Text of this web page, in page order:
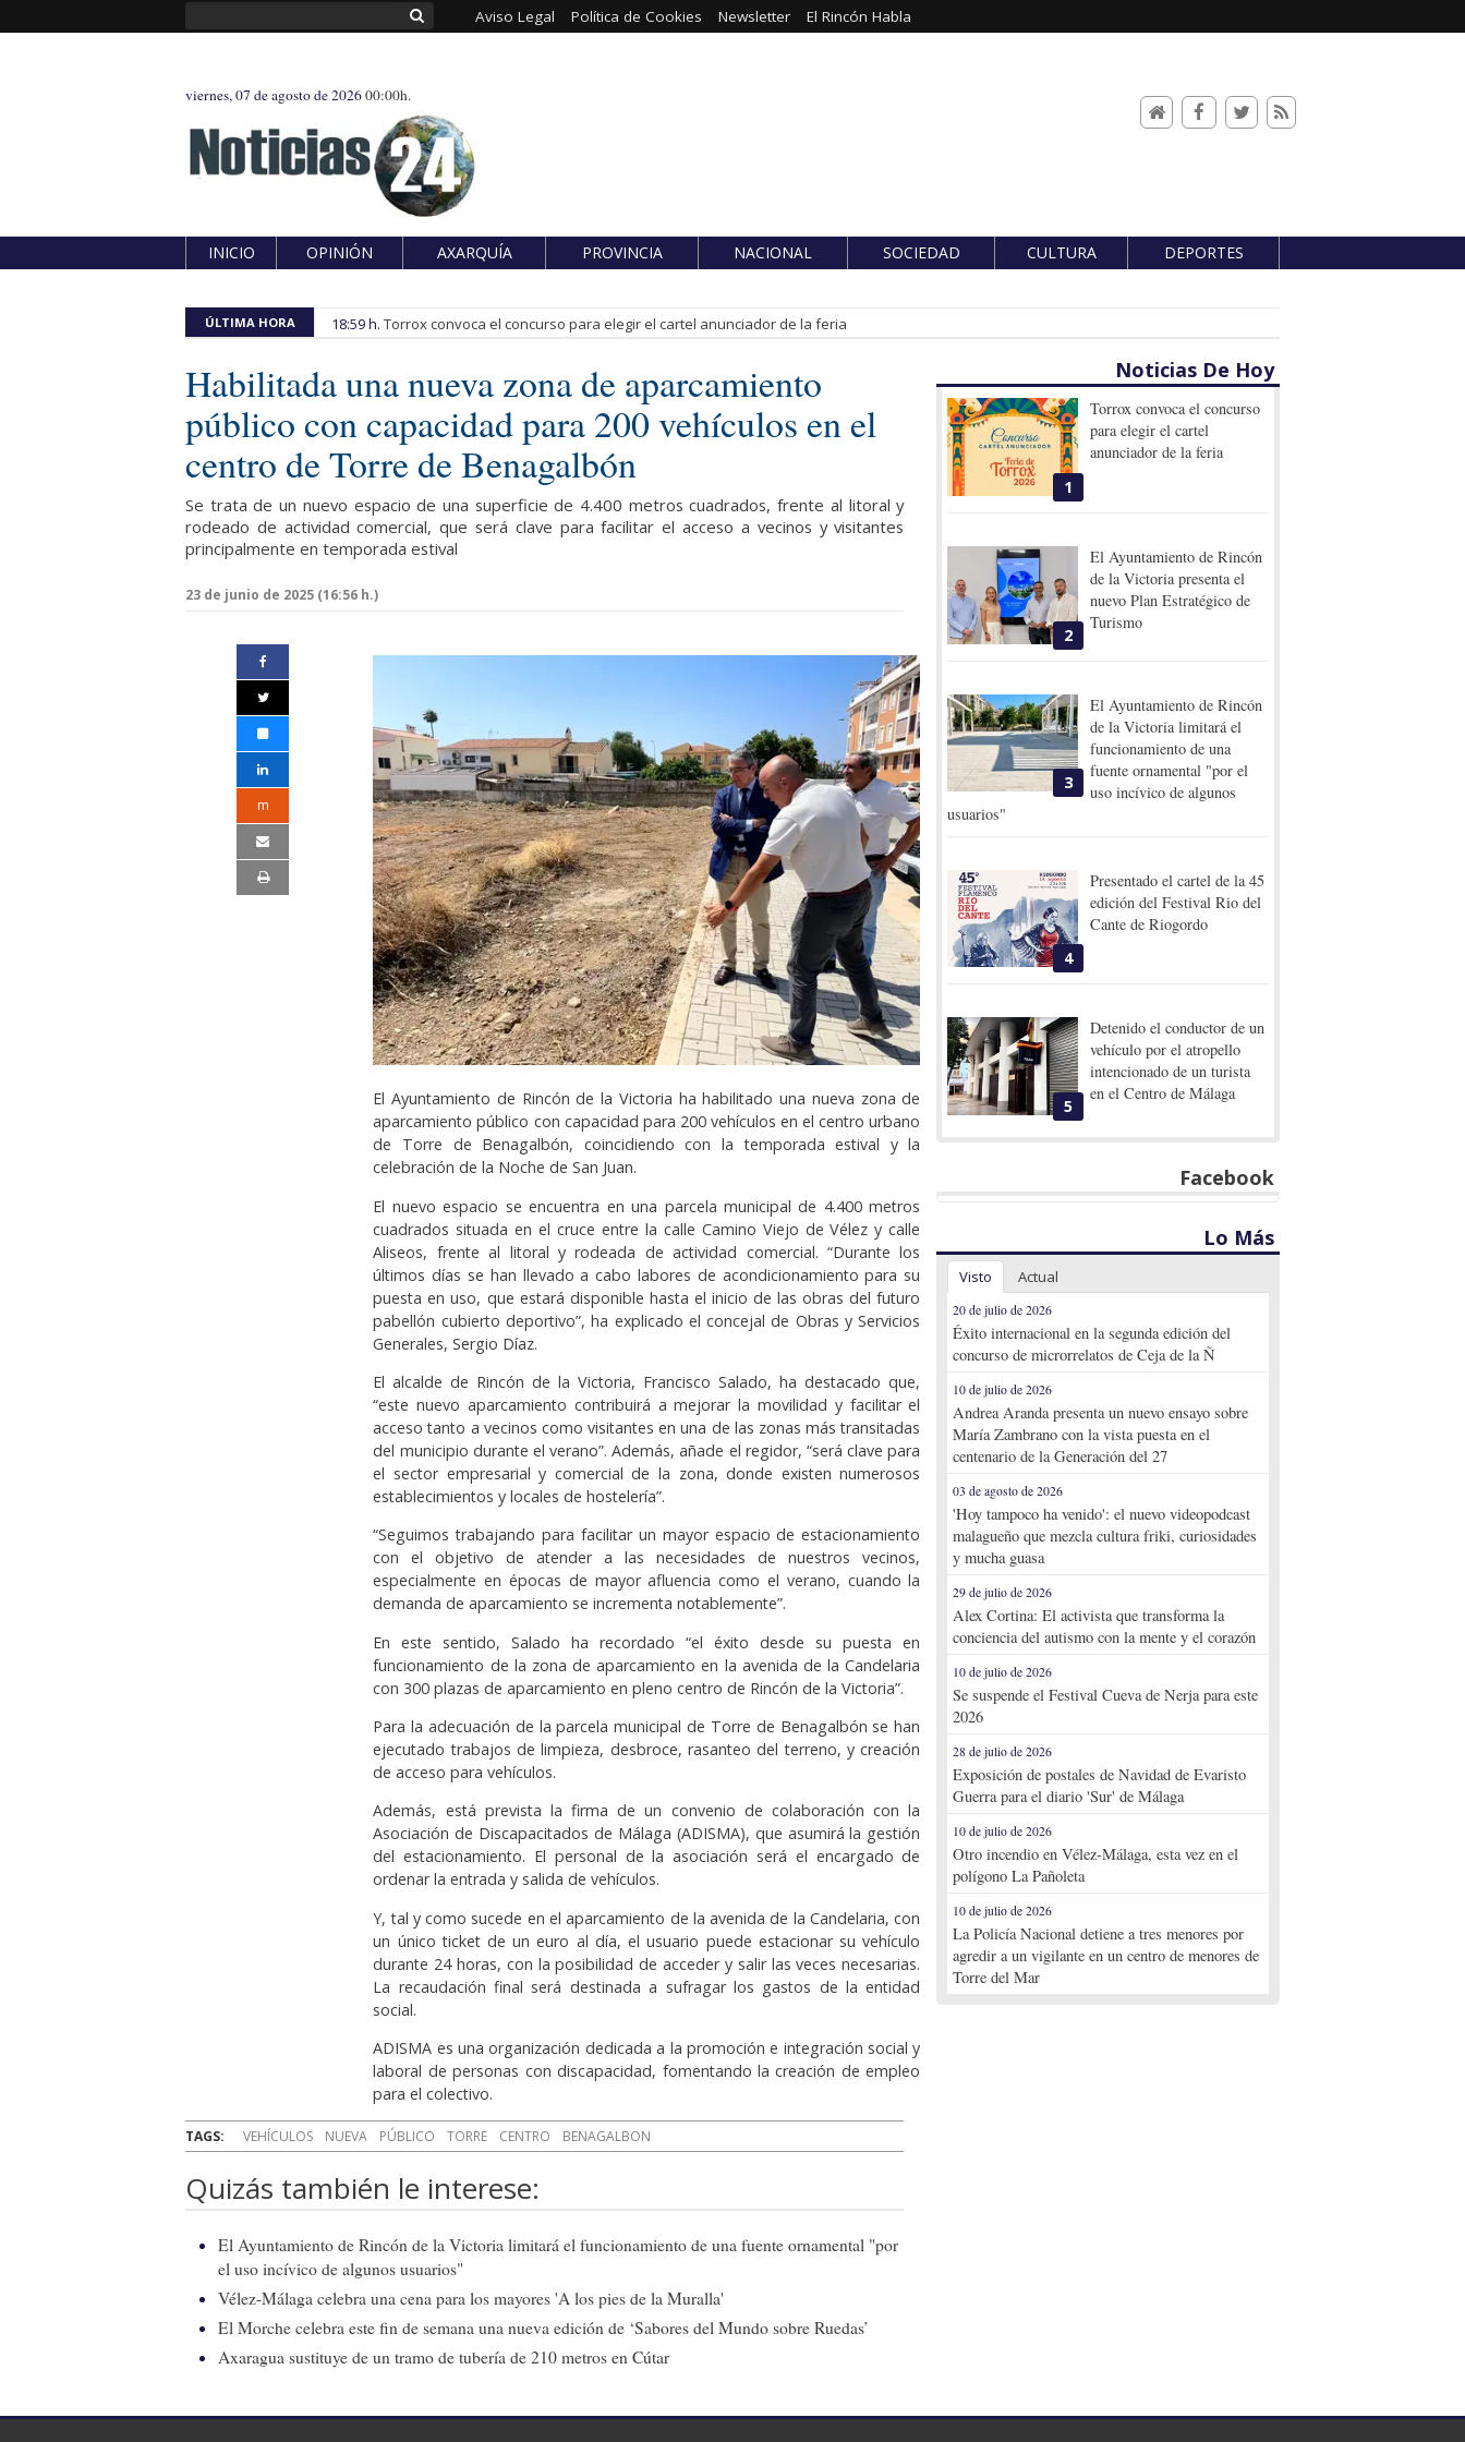
Aviso Legal Política de Cookies Newsletter El Rincón Habla
viernes, 07 de agosto de 202600:00h.
INICIO OPINIÓN AXARQUÍA PROVINCIA NACIONAL SOCIEDAD CULTURA DEPORTES
ÚLTIMA HORA 18:59 h. Torrox convoca el concurso para elegir el cartel anunciador de la feria
Habilitada una nueva zona de aparcamiento
público con capacidad para 200 vehículos en el
centro de Torre de Benagalbón
Se trata de un nuevo espacio de una superficie de 4.400 metros cuadrados, frente al litoral y
rodeado de actividad comercial, que será clave para facilitar el acceso a vecinos y visitantes
principalmente en temporada estival
23 de junio de 2025 (16:56 h.)
m
El Ayuntamiento de Rincón de la Victoria ha habilitado una nueva zona de
aparcamiento público con capacidad para 200 vehículos en el centro urbano
de Torre de Benagalbón, coincidiendo con la temporada estival y la
celebración de la Noche de San Juan.
El nuevo espacio se encuentra en una parcela municipal de 4.400 metros
cuadrados situada en el cruce entre la calle Camino Viejo de Vélez y calle
Aliseos, frente al litoral y rodeada de actividad comercial. “Durante los
últimos días se han llevado a cabo labores de acondicionamiento para su
puesta en uso, que estará disponible hasta el inicio de las obras del futuro
pabellón cubierto deportivo”, ha explicado el concejal de Obras y Servicios
Generales, Sergio Díaz.
El alcalde de Rincón de la Victoria, Francisco Salado, ha destacado que,
“este nuevo aparcamiento contribuirá a mejorar la movilidad y facilitar el
acceso tanto a vecinos como visitantes en una de las zonas más transitadas
del municipio durante el verano”. Además, añade el regidor, “será clave para
el sector empresarial y comercial de la zona, donde existen numerosos
establecimientos y locales de hostelería”.
“Seguimos trabajando para facilitar un mayor espacio de estacionamiento
con el objetivo de atender a las necesidades de nuestros vecinos,
especialmente en épocas de mayor afluencia como el verano, cuando la
demanda de aparcamiento se incrementa notablemente”.
En este sentido, Salado ha recordado “el éxito desde su puesta en
funcionamiento de la zona de aparcamiento en la avenida de la Candelaria
con 300 plazas de aparcamiento en pleno centro de Rincón de la Victoria”.
Para la adecuación de la parcela municipal de Torre de Benagalbón se han
ejecutado trabajos de limpieza, desbroce, rasanteo del terreno, y creación
de acceso para vehículos.
Además, está prevista la firma de un convenio de colaboración con la
Asociación de Discapacitados de Málaga (ADISMA), que asumirá la gestión
del estacionamiento. El personal de la asociación será el encargado de
ordenar la entrada y salida de vehículos.
Y, tal y como sucede en el aparcamiento de la avenida de la Candelaria, con
un único ticket de un euro al día, el usuario puede estacionar su vehículo
durante 24 horas, con la posibilidad de acceder y salir las veces necesarias.
La recaudación final será destinada a sufragar los gastos de la entidad
social.
ADISMA es una organización dedicada a la promoción e integración social y
laboral de personas con discapacidad, fomentando la creación de empleo
para el colectivo.
TAGS: VEHÍCULOS NUEVA PÚBLICO TORRE CENTRO BENAGALBON
Quizás también le interese:
El Ayuntamiento de Rincón de la Victoria limitará el funcionamiento de una fuente ornamental "por
el uso incívico de algunos usuarios"
Vélez-Málaga celebra una cena para los mayores 'A los pies de la Muralla'
El Morche celebra este fin de semana una nueva edición de ‘Sabores del Mundo sobre Ruedas’
Axaragua sustituye de un tramo de tubería de 210 metros en Cútar
Noticias De Hoy
1
Torrox convoca el concurso
para elegir el cartel
anunciador de la feria
2
El Ayuntamiento de Rincón
de la Victoria presenta el
nuevo Plan Estratégico de
Turismo
3
El Ayuntamiento de Rincón
de la Victoria limitará el
funcionamiento de una
fuente ornamental "por el
uso incívico de algunos
usuarios"
4
Presentado el cartel de la 45
edición del Festival Rio del
Cante de Riogordo
5
Detenido el conductor de un
vehículo por el atropello
intencionado de un turista
en el Centro de Málaga
Facebook
Lo Más
Visto Actual
20 de julio de 2026
Éxito internacional en la segunda edición del
concurso de microrrelatos de Ceja de la Ñ
10 de julio de 2026
Andrea Aranda presenta un nuevo ensayo sobre
María Zambrano con la vista puesta en el
centenario de la Generación del 27
03 de agosto de 2026
'Hoy tampoco ha venido': el nuevo videopodcast
malagueño que mezcla cultura friki, curiosidades
y mucha guasa
29 de julio de 2026
Alex Cortina: El activista que transforma la
conciencia del autismo con la mente y el corazón
10 de julio de 2026
Se suspende el Festival Cueva de Nerja para este
2026
28 de julio de 2026
Exposición de postales de Navidad de Evaristo
Guerra para el diario 'Sur' de Málaga
10 de julio de 2026
Otro incendio en Vélez-Málaga, esta vez en el
polígono La Pañoleta
10 de julio de 2026
La Policía Nacional detiene a tres menores por
agredir a un vigilante en un centro de menores de
Torre del Mar